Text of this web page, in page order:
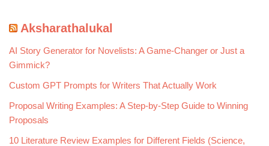
Aksharathalukal
AI Story Generator for Novelists: A Game-Changer or Just a
Gimmick?
Custom GPT Prompts for Writers That Actually Work
Proposal Writing Examples: A Step-by-Step Guide to Winning
Proposals
10 Literature Review Examples for Different Fields (Science,